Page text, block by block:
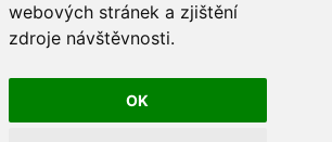
webových stránek a zjištění
zdroje návštěvnosti.
OK
INFORMACE O COOKIES
ÚDAJŮ/OCHRANA OZNAMOVATELŮ